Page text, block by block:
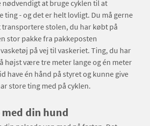
at bruge cyklen til at
ting - og det er helt lovligt. Du må gerne
transportere stolen, du har købt på
stor pakke fra pakkeposten
på vej til vaskeriet. Ting, du har
højst være tre meter lange og én meter
have én hånd på styret og kunne give
store ting med på cyklen.
med din hund